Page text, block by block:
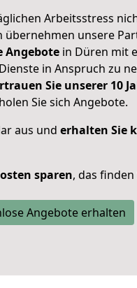
Arbeitsstress
übernehmen unsere
Angebote in Düren mit
in Anspruch zu
Sie unserer 10
Sie sich Angebote.
aus und erhalten Sie
sparen, das
Angebote erhalten